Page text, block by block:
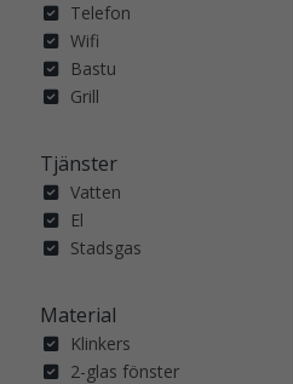
Telefon
Wifi
Bastu
Grill
Tjänster
Vatten
El
Stadsgas
Material
Klinkers
2-glas fönster